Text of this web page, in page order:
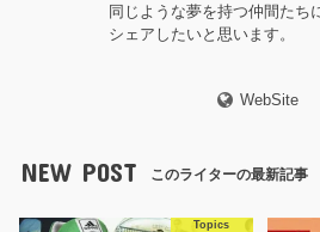
同じような夢を持つ仲間たち
シェアしたいと思います。
WebSite
NEW POST このライターの最新記事
Topics